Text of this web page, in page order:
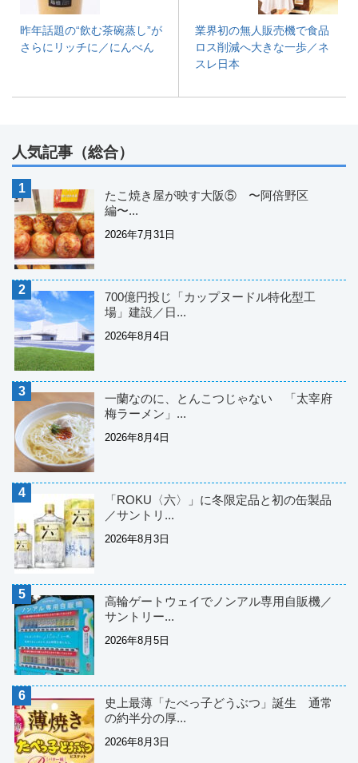
昨年話題の“飲む茶碗蒸し”が
さらにリッチに／にんべん
業界初の無人販売機で食品
ロス削減へ大きな一歩／ネ
スレ日本
人気記事（総合）
たこ焼き屋が映す大阪⑤ 〜阿倍野区
編〜...
2026年7月31日
700億円投じ「カップヌードル特化型工
場」建設／日...
2026年8月4日
一蘭なのに、とんこつじゃない 「太宰府
梅ラーメン」...
2026年8月4日
「ROKU〈六〉」に冬限定品と初の缶製品
／サントリ...
2026年8月3日
高輪ゲートウェイでノンアル専用自販機／
サントリー...
2026年8月5日
史上最薄「たべっ子どうぶつ」誕生 通常
の約半分の厚...
2026年8月3日